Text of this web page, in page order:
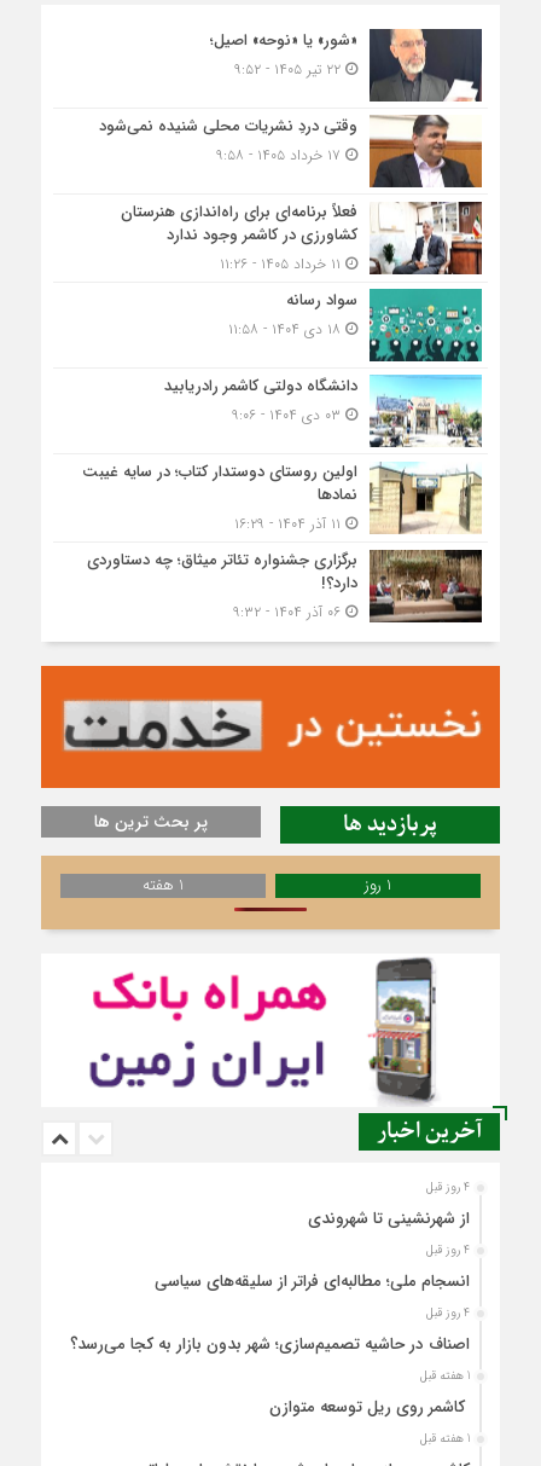
«شور» یا «نوحه» اصیل؛
۲۲ تیر ۱۴۰۵ - ۹:۵۲
وقتی دردِ نشریات محلی شنیده نمی‌شود
فعلاً برنامه‌ای برای راه‌اندازی هنرستان
کشاورزی در کاشمر وجود ندارد
سواد رسانه
دانشگاه دولتی کاشمر‌ رادریابید
اولین روستای دوستدار کتاب؛ در سایه غیبت
نمادها
برگزاری جشنواره تئاتر میثاق؛ چه دستاوردی
دارد؟!
۰۶ آذر ۱۴۰۴ - ۹:۳۲
پربازدید ها پر بحث ترین ها
1 روز 1 هفته
آخرین اخبار
4 روز قبل
از شهرنشینی تا شهروندی
4 روز قبل
انسجام ملی؛ مطالبه‌ای فراتر از سلیقه‌های سیاسی
4 روز قبل
اصناف در حاشیه تصمیم‌سازی؛ شهر بدون بازار به کجا می‌رسد؟
1 هفته قبل
کاشمر روی ریل توسعه متوازن
1 هفته قبل